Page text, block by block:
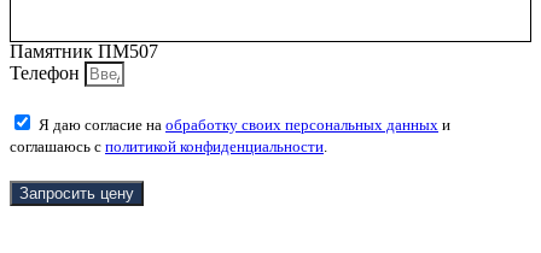
Памятник ПМ507
Телефон
Я даю согласие на обработку своих персональных данных и
соглашаюсь с политикой конфиденциальности.
Запросить цену